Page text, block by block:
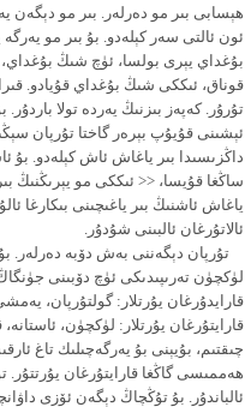
ھېسابى بىر مو دەرلەر. بىر مو دېگەن
ئون ئالتى سەر كېلەدو. بۇ بىر مو
بۇغداي يېرى بولسا، ئۈچ شىڭ
قوناق، ئىككى شىڭ بۇغداي قۇيادو.
تۇرۇر. كەپەز بىزنىڭ يەردە تولا باردۇر.
ئېشىنى قۇيۇپ بېرەر گاختا تۇرپان
داڭزىسىدا بىر ياغاش ئاش كېلەدو. بۇ
ساڭغا قۇيسا، << ئىككى مو يېرىڭنىڭ
ياغاش ئاشنىڭ بىر ياغىچىنى بىكارغا
ئالاتۇرغان ئالبىنى شۇدۇر.
تۇرپان دېگەننى بەش دۆبە دەرلەر.
لۈكچۈن تەرىپىدىكى ئۈچ دۆبىنى
قارايدۇرغان يۇرتلار: گولتۇرپان،
قارايتۇرغان يۇرتلار: لۈكچۈن،
چىقتىم، بۇيېنى بۇ يەرگەچىلىك تاغ
ھەممىسى گاڭغا قارايتۇرغان يۇرتتۇر.
ئالباندۇر. بۇ تۇڭچاڭ دېگەن ئۆزى